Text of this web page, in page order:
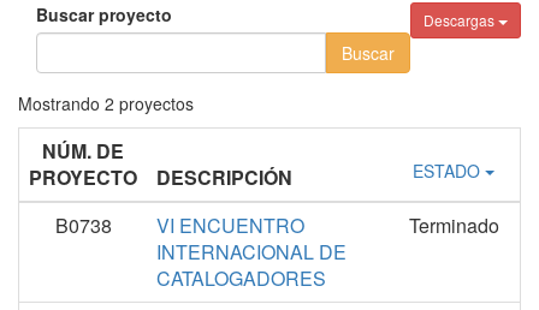
Descargas
Buscar proyecto
Mostrando 2 proyectos
NÚM. DE
PROYECTO
DESCRIPCIÓN ESTADO
B0738
VI ENCUENTRO
INTERNACIONAL DE
CATALOGADORES
Terminado